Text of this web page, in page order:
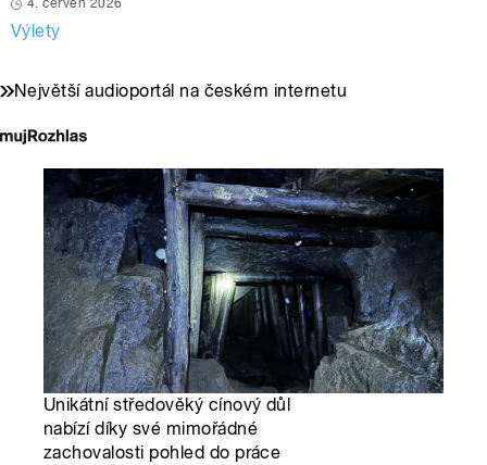
4. červen 2026
Výlety
Největší audioportál na českém internetu
Unikátní středověký cínový důl
nabízí díky své mimořádné
zachovalosti pohled do práce